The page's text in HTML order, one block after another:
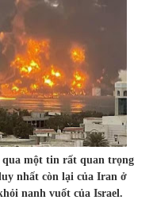
qua một tin rất quan trọng
nhất còn lại của Iran ở
nanh vuốt của Israel.